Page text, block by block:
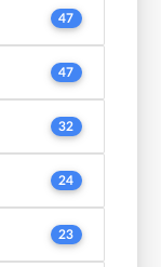
47
47
32
24
23